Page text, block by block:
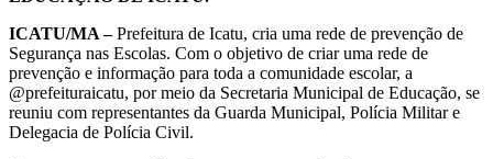
ICATU/MA –Prefeitura de Icatu, cria uma rede de prevenção de
Segurança nas Escolas. Com o objetivo de criar uma rede de
prevenção e informação para toda a comunidade escolar, a
@prefeituraicatu, por meio da Secretaria Municipal de Educação, se
reuniu com representantes da Guarda Municipal, Polícia Militar e
Delegacia de Polícia Civil.